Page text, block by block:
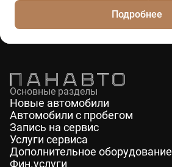
Подробнее
Основные разделы
Новые автомобили
Автомобили с пробегом
Запись на сервис
Услуги сервиса
Дополнительное оборудование
Фин.услуги